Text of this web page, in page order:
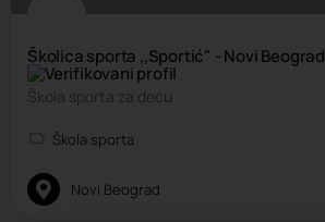
Školica sporta ,,Sportić" - Novi Beograd
Škola sporta za decu
Škola sporta
Novi Beograd